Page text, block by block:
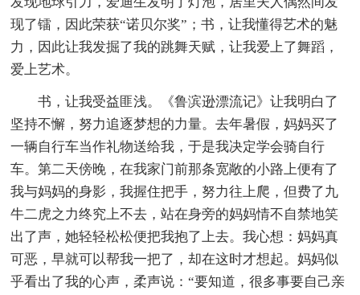
现了镭，因此荣获“诺贝尔奖”；书，让我懂得艺术的魅
力，因此让我发掘了我的跳舞天赋，让我爱上了舞蹈，
爱上艺术。
书，让我受益匪浅。《鲁滨逊漂流记》让我明白了
坚持不懈，努力追逐梦想的力量。去年暑假，妈妈买了
一辆自行车当作礼物送给我，于是我决定学会骑自行
车。第二天傍晚，在我家门前那条宽敞的小路上便有了
我与妈妈的身影，我握住把手，努力往上爬，但费了九
牛二虎之力终究上不去，站在身旁的妈妈情不自禁地笑
出了声，她轻轻松松便把我抱了上去。我心想：妈妈真
可恶，早就可以帮我一把了，却在这时才想起。妈妈似
乎看出了我的心声，柔声说：“要知道，很多事要自己亲